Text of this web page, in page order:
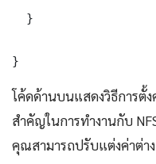
  }
}
โค้ดด้านบนแสดงวิธีการตั้ง
สำคัญในการทำงานกับ
คุณสามารถปรับแต่งค่าต่า